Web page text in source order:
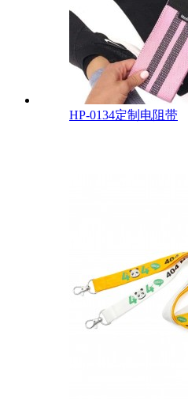
HP-0134定制电阻带